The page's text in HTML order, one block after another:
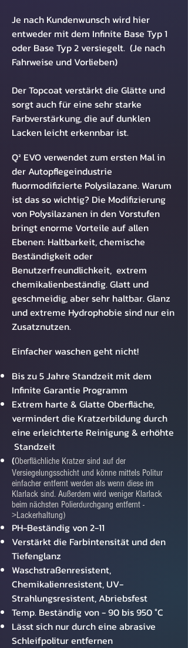
Je nach Kundenwunsch wird hier
entweder mit dem Infinite Base Typ 1
oder Base Typ 2 versiegelt. (Je nach
Fahrweise und Vorlieben)
Der Topcoat verstärkt die Glätte und
sorgt auch für eine sehr starke
Farbverstärkung, die auf dunklen
Lacken leicht erkennbar ist.
Q² EVO verwendet zum ersten Mal in
der Autopflegeindustrie
fluormodifizierte Polysilazane. Warum
ist das so wichtig? Die Modifizierung
von Polysilazanen in den Vorstufen
bringt enorme Vorteile auf allen
Ebenen: Haltbarkeit, chemische
Beständigkeit oder
Benutzerfreundlichkeit, extrem
chemikalienbeständig. Glatt und
geschmeidig, aber sehr haltbar. Glanz
und extreme Hydrophobie sind nur ein
Zusatznutzen.
Einfacher waschen geht nicht!
Bis zu 5 Jahre Standzeit mit dem
Infinite Garantie Programm
Extrem harte & Glatte Oberfläche,
vermindert die Kratzerbildung durch
eine erleichterte Reinigung & erhöhte
Standzeit
(Oberflächliche Kratzer sind auf der
Versiegelungsschicht und könne mittels Politur
einfacher entfernt werden als wenn diese im
Klarlack sind. Außerdem wird weniger Klarlack
beim nächsten Polierdurchgang entfernt -
>Lackerhaltung)
PH-Beständig von 2-11
Verstärkt die Farbintensität und den
Tiefenglanz
Waschstraßenresistent,
Chemikalienresistent, UV-
Strahlungsresistent, Abriebsfest
Temp. Beständig von - 90 bis 950 °C
Lässt sich nur durch eine abrasive
Schleifpolitur entfernen